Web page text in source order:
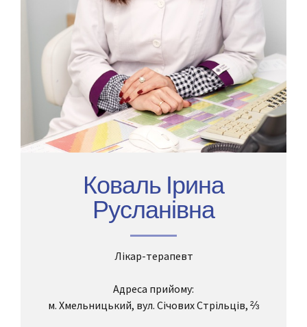
Коваль Ірина
Русланівна
Лікар-терапевт
Адреса прийому:
м. Хмельницький, вул. Січових Стрільців, ⅔